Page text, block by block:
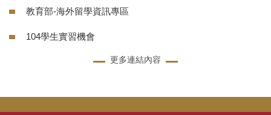
教育部-海外留學資訊專區
104學生實習機會
更多連結內容